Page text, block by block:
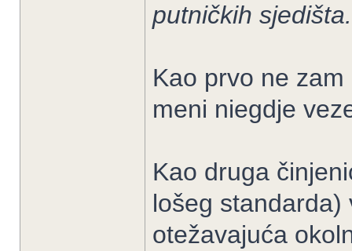
putničkih sjedišta.
Kao prvo ne
meni niegdje
Kao druga
lošeg
otežavajuća